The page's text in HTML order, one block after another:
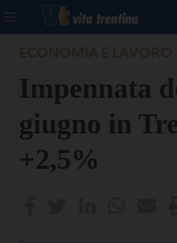
Impennata
giugno in
+2,5%